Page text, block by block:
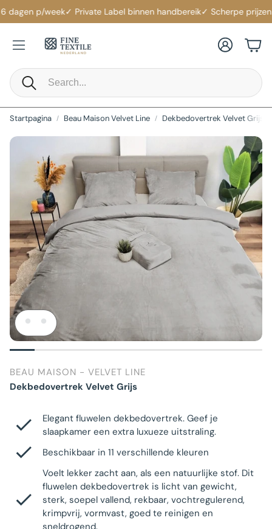
p/week✓ Private Label binnen handbereik✓ Scherpe prijzen✓
Zoeken
Account
Startpagina Beau Maison Velvet Line Dekbedovertrek Velvet Grijs
BEAU MAISON - VELVET LINE
Dekbedovertrek Velvet Grijs
Elegant fluwelen dekbedovertrek. Geef je
slaapkamer een extra luxueze uitstraling.
Beschikbaar in 11 verschillende kleuren
Voelt lekker zacht aan, als een natuurlijke stof. Dit
fluwelen dekbedovertrek is licht van gewicht,
sterk, soepel vallend, rekbaar, vochtregulerend,
krimpvrij, vormvast, goed te reinigen en
sneldrogend.